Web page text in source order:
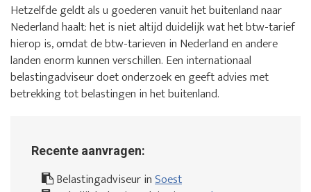
Hetzelfde geldt als u goederen vanuit het buitenland naar
Nederland haalt: het is niet altijd duidelijk wat het btw-tarief
hierop is, omdat de btw-tarieven in Nederland en andere
landen enorm kunnen verschillen. Een internationaal
belastingadviseur doet onderzoek en geeft advies met
betrekking tot belastingen in het buitenland.
Recente aanvragen:
Belastingadviseur inSoest